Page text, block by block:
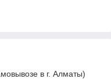
в г. Алматы)